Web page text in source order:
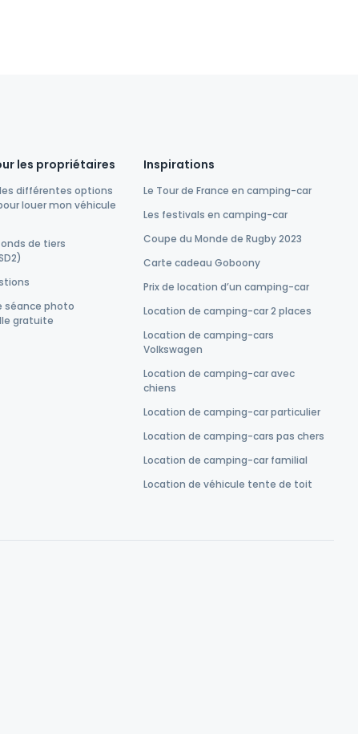
les propriétaires
différentes options
louer mon véhicule
de tiers
séance photo
gratuite
Inspirations
Le Tour de France en camping-car
Les festivals en camping-car
Coupe du Monde de Rugby 2023
Carte cadeau Goboony
Prix de location d’un camping-car
Location de camping-car 2 places
Location de camping-cars
Volkswagen
Location de camping-car avec
chiens
Location de camping-car particulier
Location de camping-cars pas chers
Location de camping-car familial
Location de véhicule tente de toit